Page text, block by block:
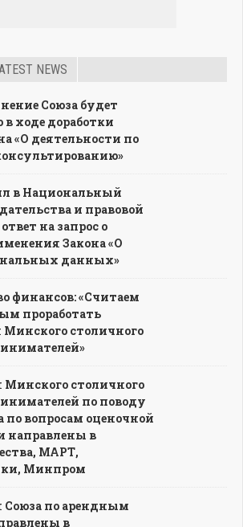
NEWS
Союза будет
в ходе доработки
«О деятельности по
в Национальный
и правовой
на запрос о
Закона «О
данных»
финансов: «Считаем
проработать
столичного
столичного
по поводу
по вопросам оценочной
направлены в
МАРТ,
Минпром
Союза по арендным
в